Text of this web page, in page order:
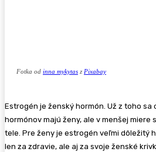
Fotka od inna mykytas z Pixabay
Estrogén je ženský hormón. Už z toho
hormónov majú ženy, ale v menšej miere
tele. Pre ženy je estrogén veľmi dôležitý
len za zdravie, ale aj za svoje ženské